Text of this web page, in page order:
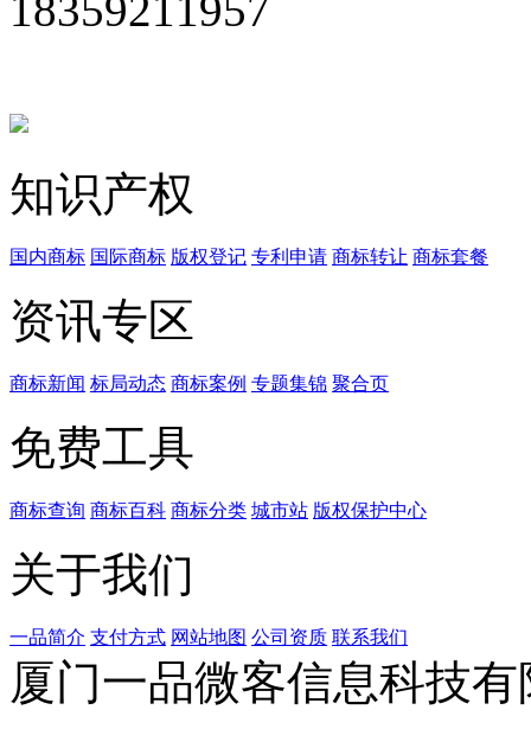
知识产权
国内商标 国际商标 版权登记 专利申请 商标转让 商标套餐
资讯专区
商标新闻 标局动态 商标案例 专题集锦 聚合页
免费工具
商标查询 商标百科 商标分类 城市站 版权保护中心
关于我们
一品简介 支付方式 网站地图 公司资质 联系我们
厦门一品微客信息科技